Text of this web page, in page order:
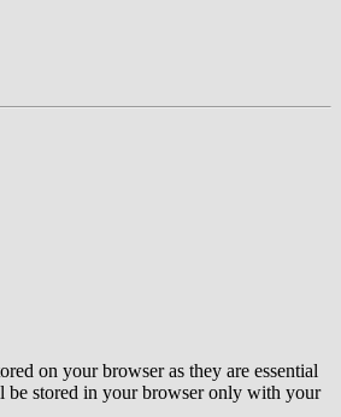
on your browser as they are essential
be stored in your browser only with your